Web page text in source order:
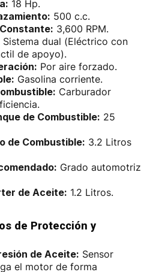
18 Hp.
500 c.c.
3,600 RPM.
Sistema dual (Eléctrico con
de apoyo).
Por aire forzado.
Gasolina corriente.
Carburador
de Combustible: 25
de Combustible: 3.2 Litros
Grado automotriz
de Aceite: 1.2 Litros.
de Protección y
de Aceite: Sensor
el motor de forma